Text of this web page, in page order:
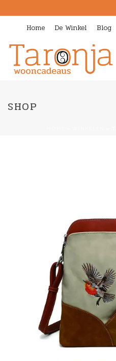
Home De Winkel Blog
SHOP